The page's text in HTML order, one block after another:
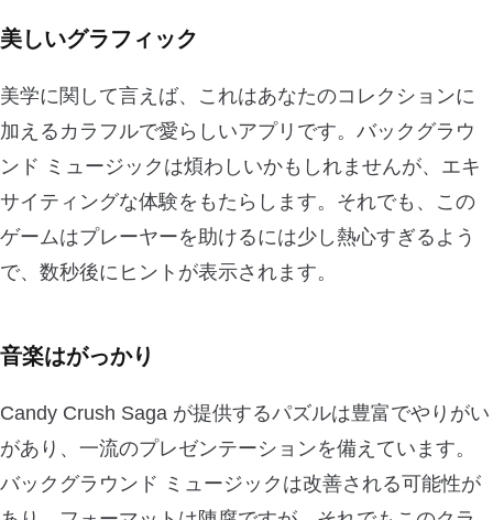
美しいグラフィック
美学に関して言えば、これはあなたのコレクションに
加えるカラフルで愛らしいアプリです。バックグラウ
ンド ミュージックは煩わしいかもしれませんが、エキ
サイティングな体験をもたらします。それでも、この
ゲームはプレーヤーを助けるには少し熱心すぎるよう
で、数秒後にヒントが表示されます。
音楽はがっかり
Candy Crush Saga が提供するパズルは豊富でやりがい
があり、一流のプレゼンテーションを備えています。
バックグラウンド ミュージックは改善される可能性が